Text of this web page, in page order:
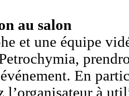
au salon
et une équipe
En
l’organisateur à